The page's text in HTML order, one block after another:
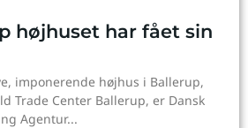
højhuset har fået sin
imponerende højhus i Ballerup,
Trade Center Ballerup, er Dansk
Agentur